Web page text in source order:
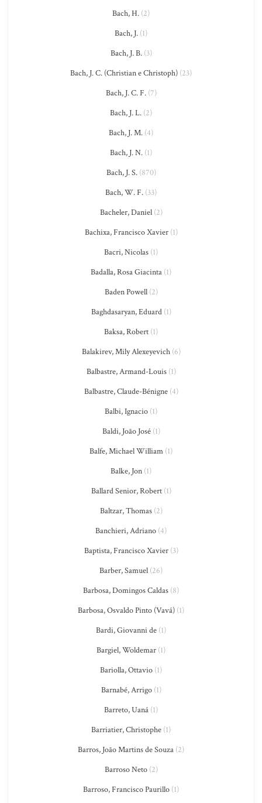
Bach, H. (2)
Bach, J. (1)
Bach, J. B.(3)
Bach, J. C. (Christian e Christoph) (23)
Bach, J. C. F.(7)
Bach, J. L. (2)
Bach, J. M. (4)
Bach, J. N. (1)
Bach, J. S.(870)
Bach, W. F. (33)
Bacheler, Daniel(2)
Bachixa, Francisco Xavier(1)
Bacri, Nicolas (1)
Badalla, Rosa Giacinta (1)
Baden Powell(2)
Baghdasaryan, Eduard(1)
Baksa, Robert (1)
Balakirev, Mily Alexeyevich(6)
Balbastre, Armand-Louis(1)
Balbastre, Claude-Bénigne(4)
Balbi, Ignacio (1)
Baldi, João José(1)
Balfe, Michael William (1)
Balke, Jon (1)
Ballard Senior, Robert(1)
Baltzar, Thomas(2)
Banchieri, Adriano (4)
Baptista, Francisco Xavier(3)
Barber, Samuel (26)
Barbosa, Domingos Caldas (8)
Barbosa, Osvaldo Pinto (Vavá) (1)
Bardi, Giovanni de (1)
Bargiel, Woldemar (1)
Bariolla, Ottavio (1)
Barnabé, Arrigo(1)
Barreto, Uaná (1)
Barriatier, Christophe (1)
Barros, João Martins de Souza (2)
Barroso Neto(2)
Barroso, Francisco Paurillo (1)